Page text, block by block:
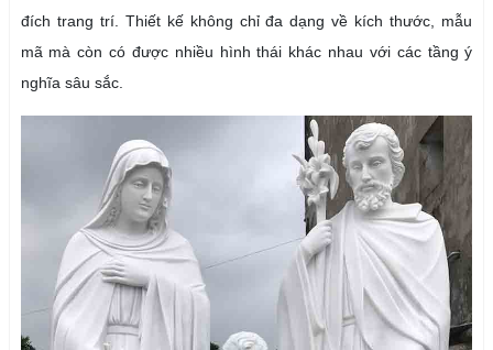
đích trang trí. Thiết kế không chỉ đa dạng về kích thước, mẫu
mã mà còn có được nhiều hình thái khác nhau với các tầng ý
nghĩa sâu sắc.